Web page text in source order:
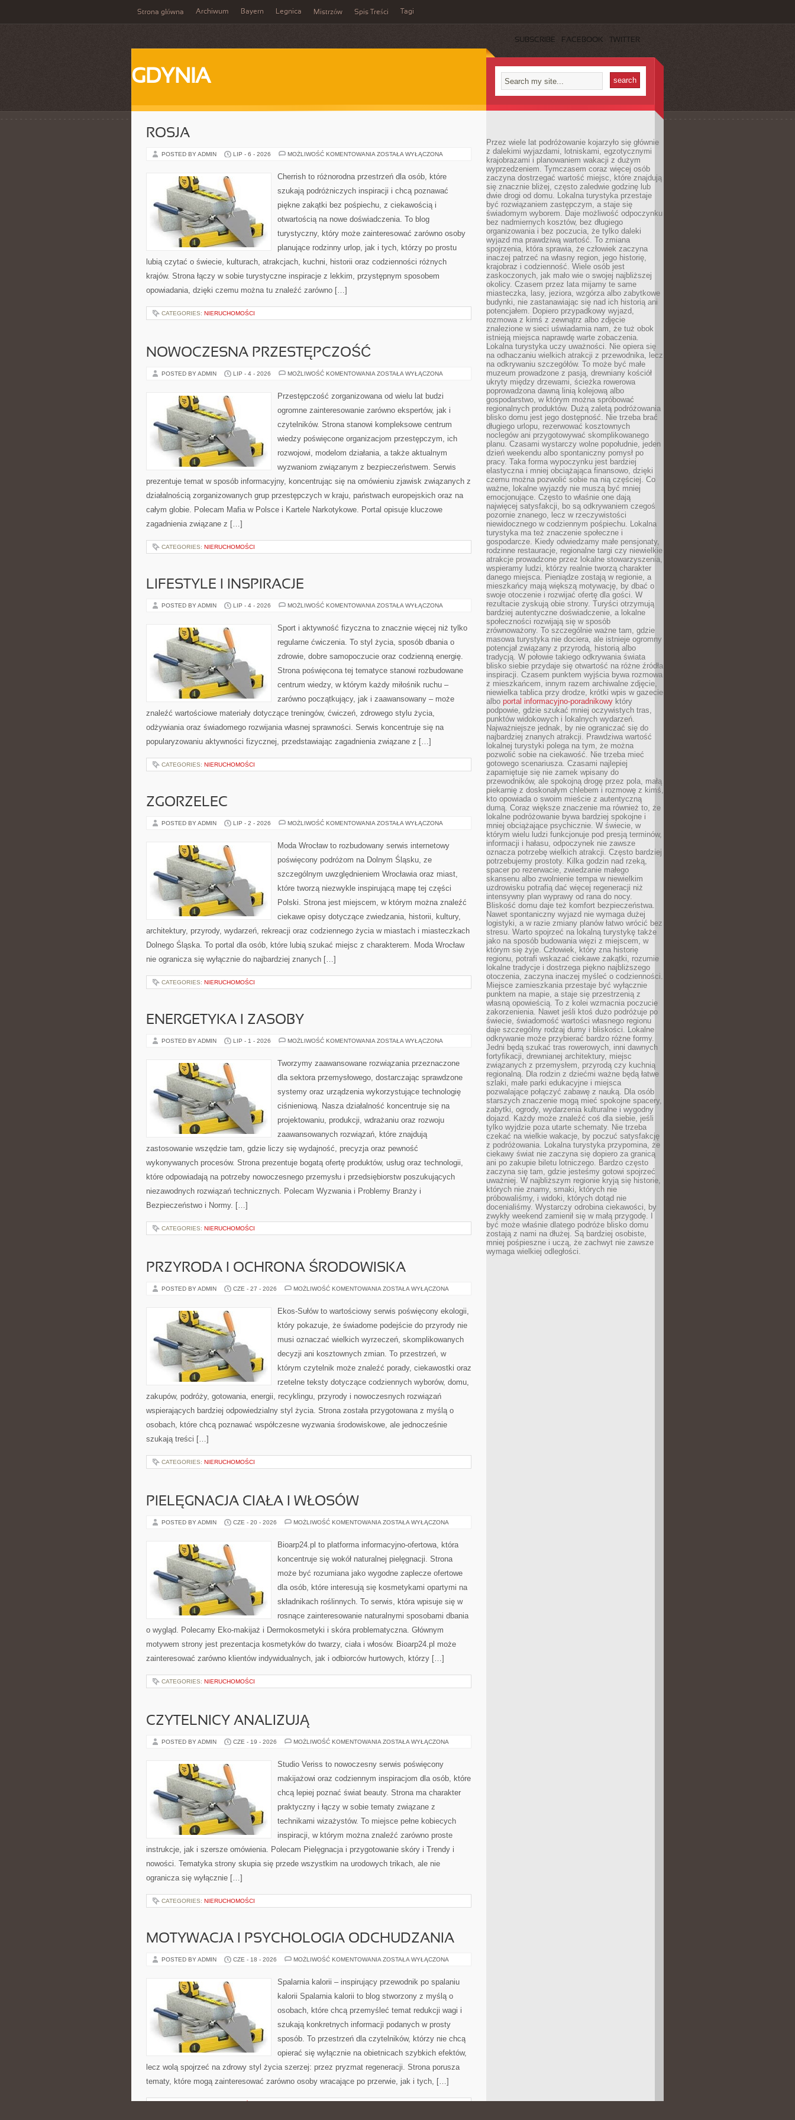
Strona główna Archiwum Bayern Legnica Mistrzów Spis Treści Tagi
SUBSCRIBE FACEBOOK TWITTER
GDYNIA
ROSJA
POSTED BY ADMIN LIP - 6 - 2026 MOŻLIWOŚĆ KOMENTOWANIA ROSJA
ZOSTAŁA WYŁĄCZONA
Cherrish to różnorodna przestrzeń dla osób, które
szukają podróżniczych inspiracji i chcą poznawać
piękne zakątki bez pośpiechu, z ciekawością i
otwartością na nowe doświadczenia. To blog
turystyczny, który może zainteresować zarówno osoby
planujące rodzinny urlop, jak i tych, którzy po prostu
lubią czytać o świecie, kulturach, atrakcjach, kuchni, historii oraz codzienności różnych
krajów. Strona łączy w sobie turystyczne inspiracje z lekkim, przystępnym sposobem
opowiadania, dzięki czemu można tu znaleźć zarówno […]
CATEGORIES: NIERUCHOMOŚCI
NOWOCZESNA PRZESTĘPCZOŚĆ
POSTED BY ADMIN LIP - 4 - 2026 MOŻLIWOŚĆ KOMENTOWANIA NOWOCZESNA
ZOSTAŁA WYŁĄCZONA
Przestępczość zorganizowana od wielu lat budzi
ogromne zainteresowanie zarówno ekspertów, jak i
czytelników. Strona stanowi kompleksowe centrum
wiedzy poświęcone organizacjom przestępczym, ich
rozwojowi, modelom działania, a także aktualnym
wyzwaniom związanym z bezpieczeństwem. Serwis
prezentuje temat w sposób informacyjny, koncentrując się na omówieniu zjawisk związanych z
działalnością zorganizowanych grup przestępczych w kraju, państwach europejskich oraz na
całym globie. Polecam Mafia w Polsce i Kartele Narkotykowe. Portal opisuje kluczowe
zagadnienia związane z […]
CATEGORIES: NIERUCHOMOŚCI
LIFESTYLE I INSPIRACJE
POSTED BY ADMIN LIP - 4 - 2026 MOŻLIWOŚĆ KOMENTOWANIA LIFESTYLE
ZOSTAŁA WYŁĄCZONA
Sport i aktywność fizyczna to znacznie więcej niż tylko
regularne ćwiczenia. To styl życia, sposób dbania o
zdrowie, dobre samopoczucie oraz codzienną energię.
Strona poświęcona tej tematyce stanowi rozbudowane
centrum wiedzy, w którym każdy miłośnik ruchu –
zarówno początkujący, jak i zaawansowany – może
znaleźć wartościowe materiały dotyczące treningów, ćwiczeń, zdrowego stylu życia,
odżywiania oraz świadomego rozwijania własnej sprawności. Serwis koncentruje się na
popularyzowaniu aktywności fizycznej, przedstawiając zagadnienia związane z […]
CATEGORIES: NIERUCHOMOŚCI
ZGORZELEC
POSTED BY ADMIN LIP - 2 - 2026 MOŻLIWOŚĆ KOMENTOWANIA ZGORZELEC
ZOSTAŁA WYŁĄCZONA
Moda Wrocław to rozbudowany serwis internetowy
poświęcony podróżom na Dolnym Śląsku, ze
szczególnym uwzględnieniem Wrocławia oraz miast,
które tworzą niezwykle inspirującą mapę tej części
Polski. Strona jest miejscem, w którym można znaleźć
ciekawe opisy dotyczące zwiedzania, historii, kultury,
architektury, przyrody, wydarzeń, rekreacji oraz codziennego życia w miastach i miasteczkach
Dolnego Śląska. To portal dla osób, które lubią szukać miejsc z charakterem. Moda Wrocław
nie ogranicza się wyłącznie do najbardziej znanych […]
CATEGORIES: NIERUCHOMOŚCI
ENERGETYKA I ZASOBY
POSTED BY ADMIN LIP - 1 - 2026 MOŻLIWOŚĆ KOMENTOWANIA ENERGETYKA
ZOSTAŁA WYŁĄCZONA
Tworzymy zaawansowane rozwiązania przeznaczone
dla sektora przemysłowego, dostarczając sprawdzone
systemy oraz urządzenia wykorzystujące technologię
ciśnieniową. Nasza działalność koncentruje się na
projektowaniu, produkcji, wdrażaniu oraz rozwoju
zaawansowanych rozwiązań, które znajdują
zastosowanie wszędzie tam, gdzie liczy się wydajność, precyzja oraz pewność
wykonywanych procesów. Strona prezentuje bogatą ofertę produktów, usług oraz technologii,
które odpowiadają na potrzeby nowoczesnego przemysłu i przedsiębiorstw poszukujących
niezawodnych rozwiązań technicznych. Polecam Wyzwania i Problemy Branży i
Bezpieczeństwo i Normy. […]
CATEGORIES: NIERUCHOMOŚCI
PRZYRODA I OCHRONA ŚRODOWISKA
POSTED BY ADMIN CZE - 27 - 2026 MOŻLIWOŚĆ KOMENTOWANIA PRZYRODA
ŚRODOWISKA
ZOSTAŁA WYŁĄCZONA
Ekos-Sułów to wartościowy serwis poświęcony ekologii,
który pokazuje, że świadome podejście do przyrody nie
musi oznaczać wielkich wyrzeczeń, skomplikowanych
decyzji ani kosztownych zmian. To przestrzeń, w
którym czytelnik może znaleźć porady, ciekawostki oraz
rzetelne teksty dotyczące codziennych wyborów, domu,
zakupów, podróży, gotowania, energii, recyklingu, przyrody i nowoczesnych rozwiązań
wspierających bardziej odpowiedzialny styl życia. Strona została przygotowana z myślą o
osobach, które chcą poznawać współczesne wyzwania środowiskowe, ale jednocześnie
szukają treści […]
CATEGORIES: NIERUCHOMOŚCI
PIELĘGNACJA CIAŁA I WŁOSÓW
POSTED BY ADMIN CZE - 20 - 2026 MOŻLIWOŚĆ KOMENTOWANIA PIELĘGNACJA
WŁOSÓW
ZOSTAŁA WYŁĄCZONA
Bioarp24.pl to platforma informacyjno-ofertowa, która
koncentruje się wokół naturalnej pielęgnacji. Strona
może być rozumiana jako wygodne zaplecze ofertowe
dla osób, które interesują się kosmetykami opartymi na
składnikach roślinnych. To serwis, która wpisuje się w
rosnące zainteresowanie naturalnymi sposobami dbania
o wygląd. Polecamy Eko-makijaż i Dermokosmetyki i skóra problematyczna. Głównym
motywem strony jest prezentacja kosmetyków do twarzy, ciała i włosów. Bioarp24.pl może
zainteresować zarówno klientów indywidualnych, jak i odbiorców hurtowych, którzy […]
CATEGORIES: NIERUCHOMOŚCI
CZYTELNICY ANALIZUJĄ
POSTED BY ADMIN CZE - 19 - 2026 MOŻLIWOŚĆ KOMENTOWANIA CZYTELNICY
ZOSTAŁA WYŁĄCZONA
Studio Veriss to nowoczesny serwis poświęcony
makijażowi oraz codziennym inspiracjom dla osób, które
chcą lepiej poznać świat beauty. Strona ma charakter
praktyczny i łączy w sobie tematy związane z
technikami wizażystów. To miejsce pełne kobiecych
inspiracji, w którym można znaleźć zarówno proste
instrukcje, jak i szersze omówienia. Polecam Pielęgnacja i przygotowanie skóry i Trendy i
nowości. Tematyka strony skupia się przede wszystkim na urodowych trikach, ale nie
ogranicza się wyłącznie […]
CATEGORIES: NIERUCHOMOŚCI
MOTYWACJA I PSYCHOLOGIA ODCHUDZANIA
POSTED BY ADMIN CZE - 18 - 2026 MOŻLIWOŚĆ KOMENTOWANIA MOTYWACJA
ODCHUDZANIA
ZOSTAŁA WYŁĄCZONA
Spalarnia kalorii – inspirujący przewodnik po spalaniu
kalorii Spalarnia kalorii to blog stworzony z myślą o
osobach, które chcą przemyśleć temat redukcji wagi i
szukają konkretnych informacji podanych w prosty
sposób. To przestrzeń dla czytelników, którzy nie chcą
opierać się wyłącznie na obietnicach szybkich efektów,
lecz wolą spojrzeć na zdrowy styl życia szerzej: przez pryzmat regeneracji. Strona porusza
tematy, które mogą zainteresować zarówno osoby wracające po przerwie, jak i tych, […]
Przez wiele lat podróżowanie kojarzyło się głównie
z dalekimi wyjazdami, lotniskami, egzotycznymi
krajobrazami i planowaniem wakacji z dużym
wyprzedzeniem. Tymczasem coraz więcej osób
zaczyna dostrzegać wartość miejsc, które znajdują
się znacznie bliżej, często zaledwie godzinę lub
dwie drogi od domu. Lokalna turystyka przestaje
być rozwiązaniem zastępczym, a staje się
świadomym wyborem. Daje możliwość odpoczynku
bez nadmiernych kosztów, bez długiego
organizowania i bez poczucia, że tylko daleki
wyjazd ma prawdziwą wartość. To zmiana
spojrzenia, która sprawia, że człowiek zaczyna
inaczej patrzeć na własny region, jego historię,
krajobraz i codzienność. Wiele osób jest
zaskoczonych, jak mało wie o swojej najbliższej
okolicy. Czasem przez lata mijamy te same
miasteczka, lasy, jeziora, wzgórza albo zabytkowe
budynki, nie zastanawiając się nad ich historią ani
potencjałem. Dopiero przypadkowy wyjazd,
rozmowa z kimś z zewnątrz albo zdjęcie
znalezione w sieci uświadamia nam, że tuż obok
istnieją miejsca naprawdę warte zobaczenia.
Lokalna turystyka uczy uważności. Nie opiera się
na odhaczaniu wielkich atrakcji z przewodnika, lecz
na odkrywaniu szczegółów. To może być małe
muzeum prowadzone z pasją, drewniany kościół
ukryty między drzewami, ścieżka rowerowa
poprowadzona dawną linią kolejową albo
gospodarstwo, w którym można spróbować
regionalnych produktów. Dużą zaletą podróżowania
blisko domu jest jego dostępność. Nie trzeba brać
długiego urlopu, rezerwować kosztownych
noclegów ani przygotowywać skomplikowanego
planu. Czasami wystarczy wolne popołudnie, jeden
dzień weekendu albo spontaniczny pomysł po
pracy. Taka forma wypoczynku jest bardziej
elastyczna i mniej obciążająca finansowo, dzięki
czemu można pozwolić sobie na nią częściej. Co
ważne, lokalne wyjazdy nie muszą być mniej
emocjonujące. Często to właśnie one dają
najwięcej satysfakcji, bo są odkrywaniem czegoś
pozornie znanego, lecz w rzeczywistości
niewidocznego w codziennym pośpiechu. Lokalna
turystyka ma też znaczenie społeczne i
gospodarcze. Kiedy odwiedzamy małe pensjonaty,
rodzinne restauracje, regionalne targi czy niewielkie
atrakcje prowadzone przez lokalne stowarzyszenia,
wspieramy ludzi, którzy realnie tworzą charakter
danego miejsca. Pieniądze zostają w regionie, a
mieszkańcy mają większą motywację, by dbać o
swoje otoczenie i rozwijać ofertę dla gości. W
rezultacie zyskują obie strony. Turyści otrzymują
bardziej autentyczne doświadczenie, a lokalne
społeczności rozwijają się w sposób
zrównoważony. To szczególnie ważne tam, gdzie
masowa turystyka nie dociera, ale istnieje ogromny
potencjał związany z przyrodą, historią albo
tradycją. W połowie takiego odkrywania świata
blisko siebie przydaje się otwartość na różne źródła
inspiracji. Czasem punktem wyjścia bywa rozmowa
z mieszkańcem, innym razem archiwalne zdjęcie,
niewielka tablica przy drodze, krótki wpis w gazecie
albo portal informacyjno-poradnikowy który
podpowie, gdzie szukać mniej oczywistych tras,
punktów widokowych i lokalnych wydarzeń.
Najważniejsze jednak, by nie ograniczać się do
najbardziej znanych atrakcji. Prawdziwa wartość
lokalnej turystyki polega na tym, że można
pozwolić sobie na ciekawość. Nie trzeba mieć
gotowego scenariusza. Czasami najlepiej
zapamiętuje się nie zamek wpisany do
przewodników, ale spokojną drogę przez pola, małą
piekarnię z doskonałym chlebem i rozmowę z kimś,
kto opowiada o swoim mieście z autentyczną
dumą. Coraz większe znaczenie ma również to, że
lokalne podróżowanie bywa bardziej spokojne i
mniej obciążające psychicznie. W świecie, w
którym wielu ludzi funkcjonuje pod presją terminów,
informacji i hałasu, odpoczynek nie zawsze
oznacza potrzebę wielkich atrakcji. Często bardziej
potrzebujemy prostoty. Kilka godzin nad rzeką,
spacer po rezerwacie, zwiedzanie małego
skansenu albo zwolnienie tempa w niewielkim
uzdrowisku potrafią dać więcej regeneracji niż
intensywny plan wyprawy od rana do nocy.
Bliskość domu daje też komfort bezpieczeństwa.
Nawet spontaniczny wyjazd nie wymaga dużej
logistyki, a w razie zmiany planów łatwo wrócić bez
stresu. Warto spojrzeć na lokalną turystykę także
jako na sposób budowania więzi z miejscem, w
którym się żyje. Człowiek, który zna historię
regionu, potrafi wskazać ciekawe zakątki, rozumie
lokalne tradycje i dostrzega piękno najbliższego
otoczenia, zaczyna inaczej myśleć o codzienności.
Miejsce zamieszkania przestaje być wyłącznie
punktem na mapie, a staje się przestrzenią z
własną opowieścią. To z kolei wzmacnia poczucie
zakorzenienia. Nawet jeśli ktoś dużo podróżuje po
świecie, świadomość wartości własnego regionu
daje szczególny rodzaj dumy i bliskości. Lokalne
odkrywanie może przybierać bardzo różne formy.
Jedni będą szukać tras rowerowych, inni dawnych
fortyfikacji, drewnianej architektury, miejsc
związanych z przemysłem, przyrodą czy kuchnią
regionalną. Dla rodzin z dziećmi ważne będą łatwe
szlaki, małe parki edukacyjne i miejsca
pozwalające połączyć zabawę z nauką. Dla osób
starszych znaczenie mogą mieć spokojne spacery,
zabytki, ogrody, wydarzenia kulturalne i wygodny
dojazd. Każdy może znaleźć coś dla siebie, jeśli
tylko wyjdzie poza utarte schematy. Nie trzeba
czekać na wielkie wakacje, by poczuć satysfakcję
z podróżowania. Lokalna turystyka przypomina, że
ciekawy świat nie zaczyna się dopiero za granicą
ani po zakupie biletu lotniczego. Bardzo często
zaczyna się tam, gdzie jesteśmy gotowi spojrzeć
uważniej. W najbliższym regionie kryją się historie,
których nie znamy, smaki, których nie
próbowaliśmy, i widoki, których dotąd nie
docenialiśmy. Wystarczy odrobina ciekawości, by
zwykły weekend zamienił się w małą przygodę. I
być może właśnie dlatego podróże blisko domu
zostają z nami na dłużej. Są bardziej osobiste,
mniej pośpieszne i uczą, że zachwyt nie zawsze
wymaga wielkiej odległości.